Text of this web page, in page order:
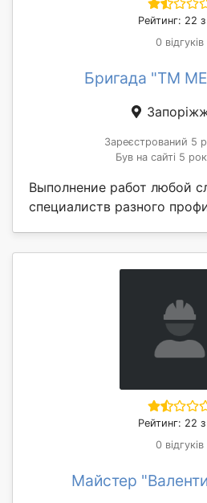
Рейтинг: 22
0 відгуків
Бригада "TM
Зареєстрований 5
Був на сайті 5
Выполнение работ любой
специалиств разного
Рейтинг: 22
0 відгуків
Майстер